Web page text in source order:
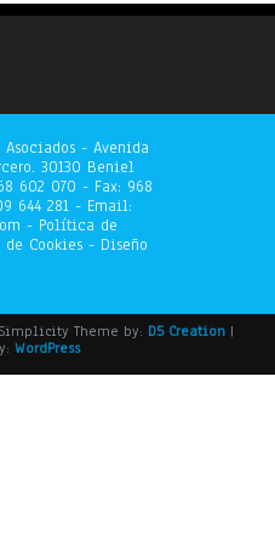
Asociados - Avenida
30130 Beniel
602 070 - Fax: 968
644 281 - Email:
- Política de
Cookies - Diseño
Theme by: D5 Creation |
WordPress